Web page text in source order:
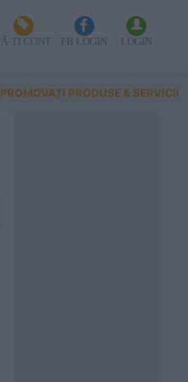
FĂ-ȚI CONT FB LOGIN LOGIN
PROMOVAȚI PRODUSE & SERVICII